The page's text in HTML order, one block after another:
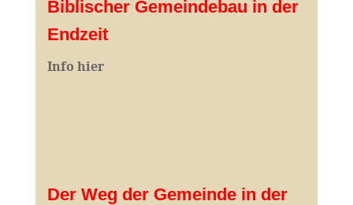
Biblischer Gemeindebau in der
Endzeit
Info hier
Der Weg der Gemeinde in der